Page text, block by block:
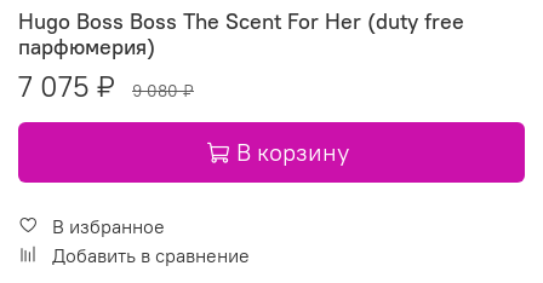
Hugo Boss Boss The Scent For Her (duty free
парфюмерия)
7 075 ₽ 9 080 ₽
В корзину
В избранное
Добавить в сравнение